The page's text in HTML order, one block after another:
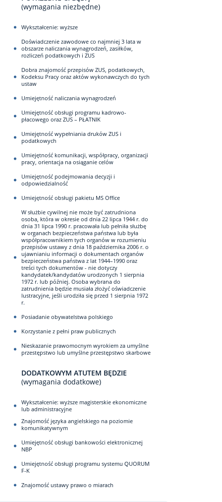
(wymagania niezbędne)
Wykształcenie: wyższe
Doświadczenie zawodowe co najmniej 3 lata w
obszarze naliczania wynagrodzeń, zasiłków,
rozliczeń podatkowych i ZUS
Dobra znajomość przepisów ZUS, podatkowych,
Kodeksu Pracy oraz aktów wykonawczych do tych
ustaw
Umiejętność naliczania wynagrodzeń
Umiejętność obsługi programu kadrowo-
płacowego oraz ZUS – PŁATNIK
Umiejętność wypełniania druków ZUS i
podatkowych
Umiejętność komunikacji, współpracy, organizacji
pracy, orientacja na osiąganie celów
Umiejętność podejmowania decyzji i
odpowiedzialność
Umiejętność obsługi pakietu MS Office
W służbie cywilnej nie może być zatrudniona
osoba, która w okresie od dnia 22 lipca 1944 r. do
dnia 31 lipca 1990 r. pracowała lub pełniła służbę
w organach bezpieczeństwa państwa lub była
współpracownikiem tych organów w rozumieniu
przepisów ustawy z dnia 18 października 2006 r. o
ujawnianiu informacji o dokumentach organów
bezpieczeństwa państwa z lat 1944–1990 oraz
treści tych dokumentów - nie dotyczy
kandydatek/kandydatów urodzonych 1 sierpnia
1972 r. lub później. Osoba wybrana do
zatrudnienia będzie musiała złożyć oświadczenie
lustracyjne, jeśli urodziła się przed 1 sierpnia 1972
r.
Posiadanie obywatelstwa polskiego
Korzystanie z pełni praw publicznych
Nieskazanie prawomocnym wyrokiem za umyślne
przestępstwo lub umyślne przestępstwo skarbowe
DODATKOWYM ATUTEM BĘDZIE
(wymagania dodatkowe)
Wykształcenie: wyższe magisterskie ekonomiczne
lub administracyjne
Znajomość języka angielskiego na poziomie
komunikatywnym
Umiejętność obsługi bankowości elektronicznej
NBP
Umiejętność obsługi programu systemu QUORUM
F-K
Znajomość ustawy prawo o miarach